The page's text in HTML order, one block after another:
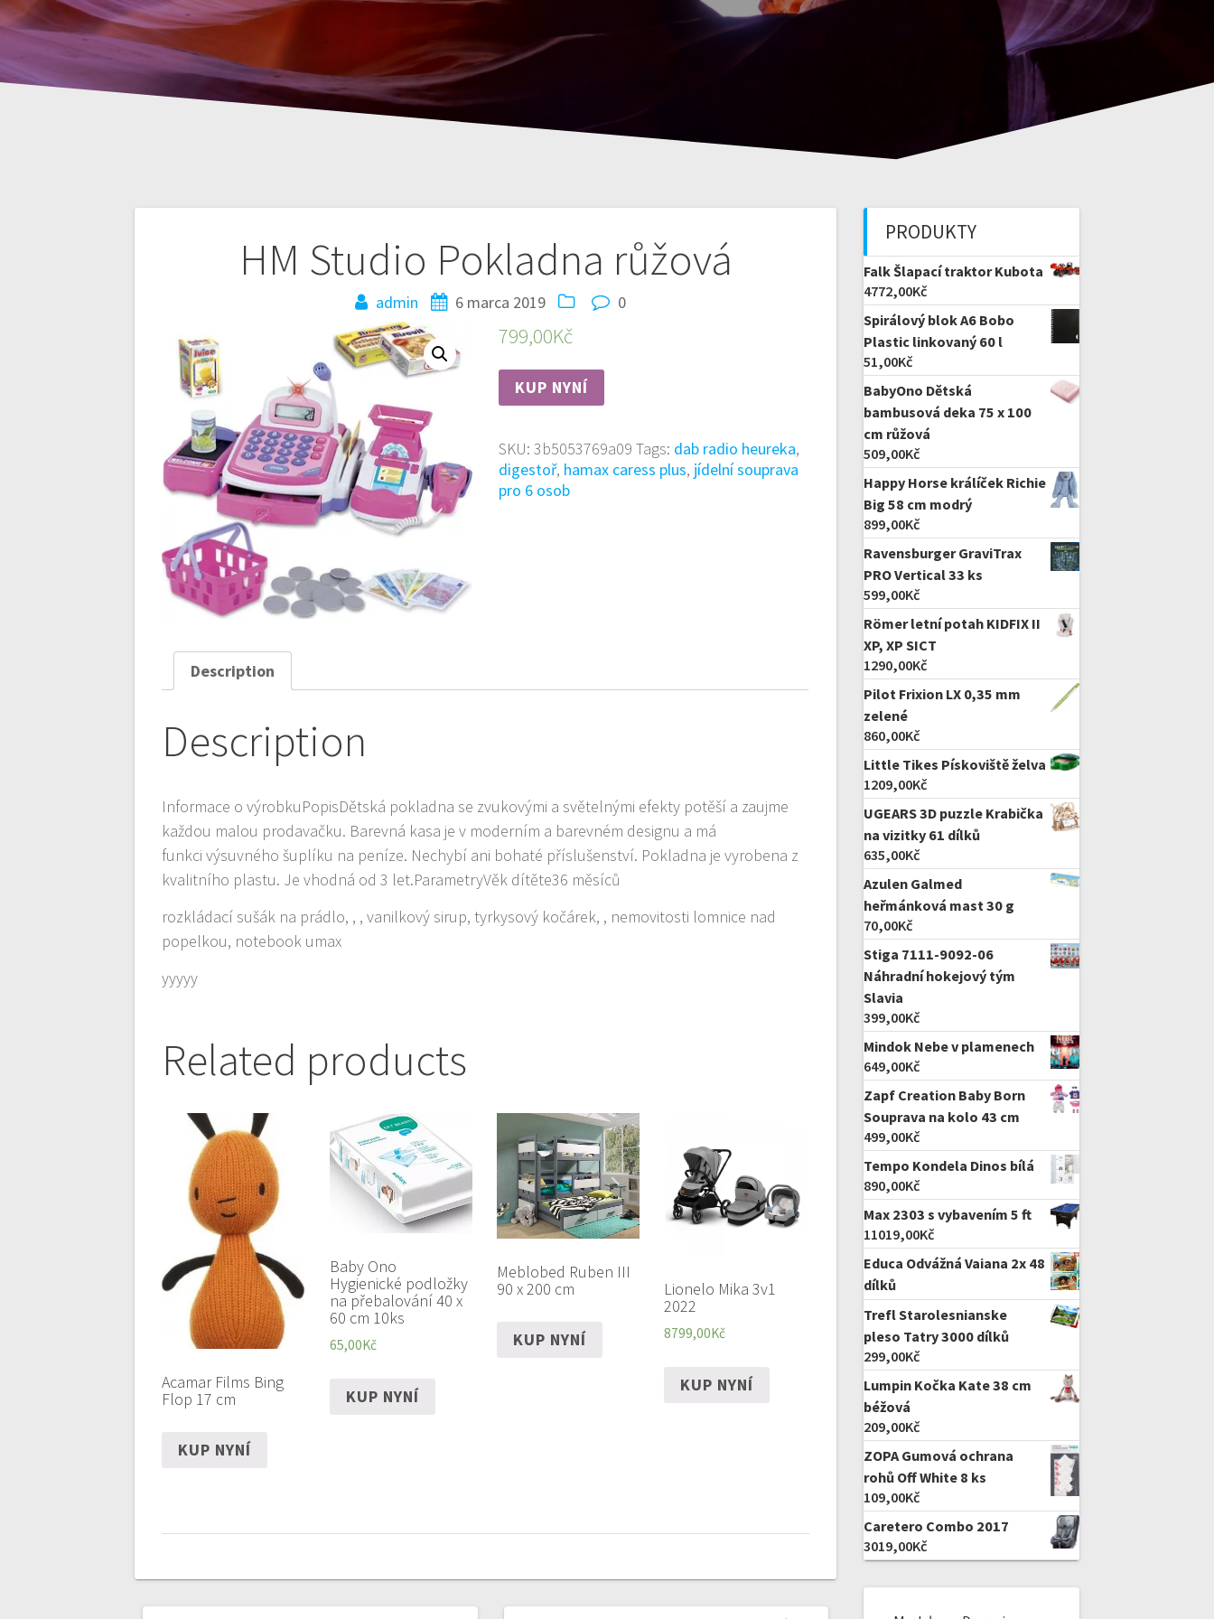
HM Studio Pokladna růžová
admin 6 marca 2019 0
799,00Kč
KUP NYNÍ
SKU: 3b5053769a09 Tags: dab radio heureka,
digestoř, hamax caress plus, jídelní souprava
pro 6 osob
Description
Description
Informace o výrobkuPopisDětská pokladna se zvukovými a světelnými efekty potěší a zaujme
každou malou prodavačku. Barevná kasa je v moderním a barevném designu a má
funkci výsuvného šuplíku na peníze. Nechybí ani bohaté příslušenství. Pokladna je vyrobena z
kvalitního plastu. Je vhodná od 3 let.ParametryVěk dítěte36 měsíců
rozkládací sušák na prádlo, , , vanilkový sirup, tyrkysový kočárek, , nemovitosti lomnice nad
popelkou, notebook umax
yyyyy
Related products
Acamar Films Bing
Flop 17 cm
KUP NYNÍ
Baby Ono
Hygienické podložky
na přebalování 40 x
60 cm 10ks
65,00Kč
KUP NYNÍ
Meblobed Ruben III
90 x 200 cm
KUP NYNÍ
Lionelo Mika 3v1
2022
8799,00Kč
KUP NYNÍ
Nawigacja
PRODUKTY
Falk Šlapací traktor Kubota
4772,00Kč
Spirálový blok A6 Bobo
Plastic linkovaný 60 l
51,00Kč
BabyOno Dětská
bambusová deka 75 x 100
cm růžová
509,00Kč
Happy Horse králíček Richie
Big 58 cm modrý
899,00Kč
Ravensburger GraviTrax
PRO Vertical 33 ks
599,00Kč
Römer letní potah KIDFIX II
XP, XP SICT
1290,00Kč
Pilot Frixion LX 0,35 mm
zelené
860,00Kč
Little Tikes Pískoviště želva
1209,00Kč
UGEARS 3D puzzle Krabička
na vizitky 61 dílků
635,00Kč
Azulen Galmed
heřmánková mast 30 g
70,00Kč
Stiga 7111-9092-06
Náhradní hokejový tým
Slavia
399,00Kč
Mindok Nebe v plamenech
649,00Kč
Zapf Creation Baby Born
Souprava na kolo 43 cm
499,00Kč
Tempo Kondela Dinos bílá
890,00Kč
Max 2303 s vybavením 5 ft
11019,00Kč
Educa Odvážná Vaiana 2x 48
dílků
Trefl Starolesnianske
pleso Tatry 3000 dílků
299,00Kč
Lumpin Kočka Kate 38 cm
béžová
209,00Kč
ZOPA Gumová ochrana
rohů Off White 8 ks
109,00Kč
Caretero Combo 2017
3019,00Kč